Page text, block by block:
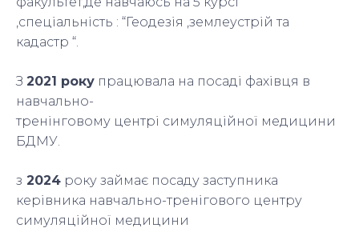
,спеціальність : “Геодезія ,землеустрій та
кадастр “.
З 2021 року працювала на посаді фахівця в
навчально-
тренінговому центрі симуляційної медицини
БДМУ.
з 2024 року займає посаду заступника
керівника навчально-тренігового центру
симуляційної медицини